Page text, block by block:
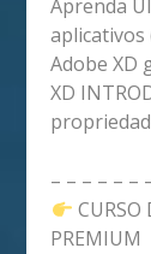
Aprenda
aplicativos
Adobe XD
XD
– – – – – –
CURSO
PREMIUM